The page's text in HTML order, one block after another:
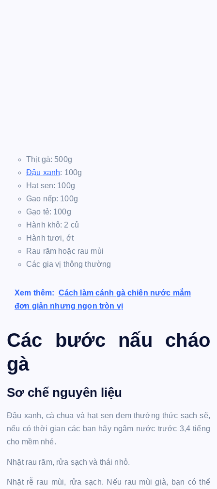
Thịt gà: 500g
Đậu xanh: 100g
Hạt sen: 100g
Gạo nếp: 100g
Gạo tẻ: 100g
Hành khô: 2 củ
Hành tươi, ớt
Rau răm hoặc rau mùi
Các gia vị thông thường
Xem thêm: Cách làm cánh gà chiên nước mắm
đơn giản nhưng ngon tròn vị
Các bước nấu cháo
gà
Sơ chế nguyên liệu
Đậu xanh, cà chua và hạt sen đem thưởng thức sạch sẽ,
nếu có thời gian các bạn hãy ngâm nước trước 3,4 tiếng
cho mềm nhé.
Nhặt rau răm, rửa sạch và thái nhỏ.
Nhặt rễ rau mùi, rửa sạch. Nếu rau mùi già, bạn có thể